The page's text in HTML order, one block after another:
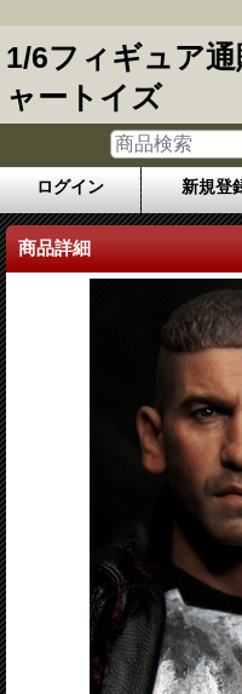
1/6フィギュア
ャートイズ
ログイン 新規登
商品詳細